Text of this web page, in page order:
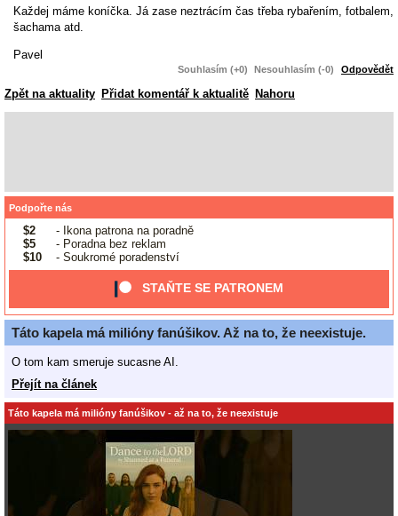
Každej máme koníčka. Já zase neztrácím čas třeba rybařením, fotbalem,
šachama atd.
Pavel
Souhlasím (+0) Nesouhlasím (-0) Odpovědět
Zpět na aktuality Přidat komentář k aktualitě Nahoru
Podpořte nás
$2
- Ikona patrona na poradně
$5
- Poradna bez reklam
$10
- Soukromé poradenství
STAŇTE SE PATRONEM
Táto kapela má milióny fanúšikov. Až na to, že neexistuje.
O tom kam smeruje sucasne AI.
Přejít na článek
Táto kapela má milióny fanúšikov - až na to, že neexistuje